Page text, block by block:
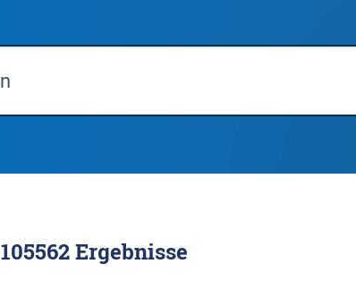
105562Ergebnisse